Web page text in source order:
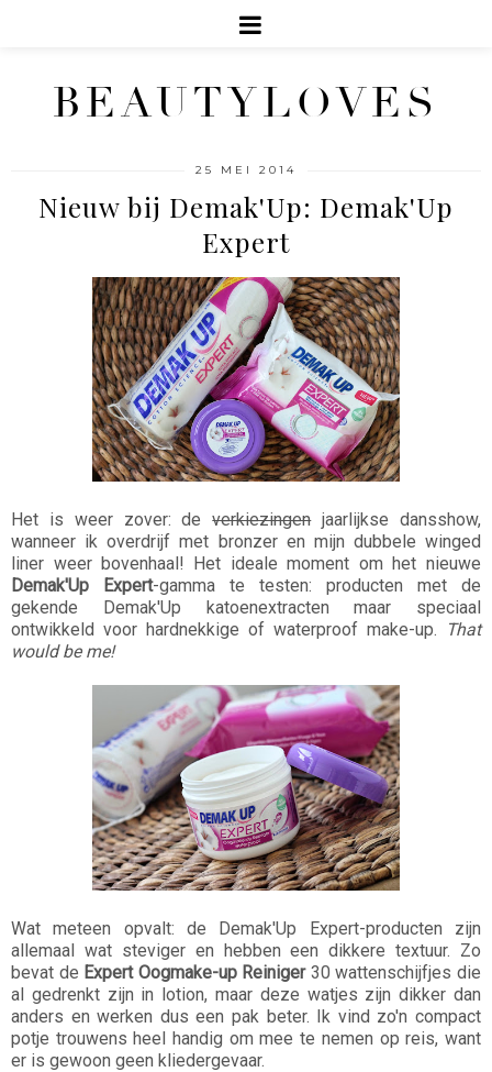
BEAUTYLOVES
25 MEI 2014
Nieuw bij Demak'Up: Demak'Up
Expert
Het is weer zover: deverkiezingenjaarlijkse dansshow,
wanneer ik overdrijf met bronzer en mijn dubbele winged
liner weer bovenhaal! Het ideale moment om het nieuwe
Demak'Up Expert-gamma te testen: producten met de
gekende Demak'Up katoenextracten maar speciaal
ontwikkeld voor hardnekkige of waterproof make-up.
That
would be me!
Wat meteen opvalt: de Demak'Up Expert-producten zijn
allemaal wat steviger en hebben een dikkere textuur. Zo
bevat de Expert Oogmake-up Reiniger30 wattenschijfjes die
al gedrenkt zijn in lotion, maar deze watjes zijn dikker dan
anders en werken dus een pak beter. Ik vind zo'n compact
potje trouwens heel handig om mee te nemen op reis, want
er is gewoon geen kliedergevaar.